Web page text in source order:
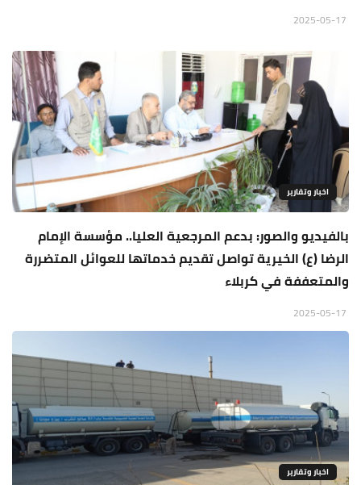
اخبار وتقارير
بالفيديو والصور: بدعم المرجعية العليا.. مؤسسة الإمام
الرضا (ع) الخيرية تواصل تقديم خدماتها للعوائل المتضررة
والمتعففة في كربلاء
اخبار وتقارير